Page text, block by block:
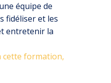
équipe de
fidéliser et les
entretenir la
cette formation,